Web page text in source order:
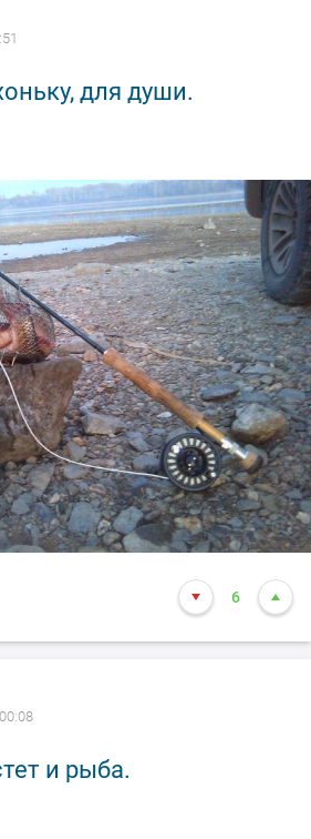
для души.
6
и рыба.